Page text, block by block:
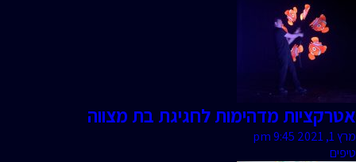
אטרקציות מדהימות לחגיגת בת מצווה
מרץ 1, 2021 9:45 pm
טיפים